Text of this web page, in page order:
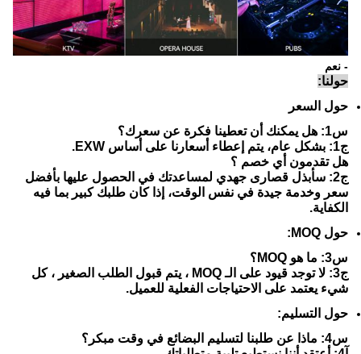
- نعم
حولنا:
حول السعر
س1: هل يمكنك أن تعطينا فكرة عن سعرك؟
ج1: بشكل عام، يتم إعطاء أسعارنا على أساس EXW.
هل تقدمون أي خصم ؟
ج2: سأبذل قصارى جهدي لمساعدتك في الحصول عليها بأفضل
سعر وخدمة جيدة في نفس الوقت، إذا كان طلبك كبير بما فيه
الكفاية.
حول MOQ:
س3: ما هو MOQ؟
ج3: لا توجد قيود على الـ MOQ ، يتم قبول الطلب الصغير ، كل
شيء يعتمد على الاحتياجات الفعلية للعميل.
حول التسليم:
س4: ماذا عن طلبنا لتسليم البضائع في وقت مبكر؟